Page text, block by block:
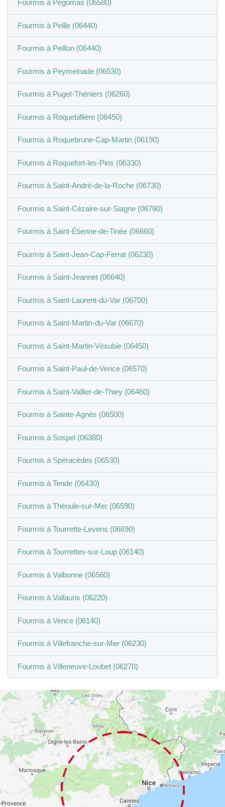
Fourmis à Pégomas (06580)
Fourmis à Peille (06440)
Fourmis à Peillon (06440)
Fourmis à Peymeinade (06530)
Fourmis à Puget-Théniers (06260)
Fourmis à Roquebillière (06450)
Fourmis à Roquebrune-Cap-Martin (06190)
Fourmis à Roquefort-les-Pins (06330)
Fourmis à Saint-André-de-la-Roche (06730)
Fourmis à Saint-Cézaire-sur-Siagne (06780)
Fourmis à Saint-Étienne-de-Tinée (06660)
Fourmis à Saint-Jean-Cap-Ferrat (06230)
Fourmis à Saint-Jeannet (06640)
Fourmis à Saint-Laurent-du-Var (06700)
Fourmis à Saint-Martin-du-Var (06670)
Fourmis à Saint-Martin-Vésubie (06450)
Fourmis à Saint-Paul-de-Vence (06570)
Fourmis à Saint-Vallier-de-Thiey (06460)
Fourmis à Sainte-Agnès (06500)
Fourmis à Sospel (06380)
Fourmis à Spéracèdes (06530)
Fourmis à Tende (06430)
Fourmis à Théoule-sur-Mer (06590)
Fourmis à Tourrette-Levens (06690)
Fourmis à Tourrettes-sur-Loup (06140)
Fourmis à Valbonne (06560)
Fourmis à Vallauris (06220)
Fourmis à Vence (06140)
Fourmis à Villefranche-sur-Mer (06230)
Fourmis à Villeneuve-Loubet (06270)